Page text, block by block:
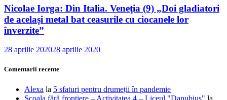
Nicolae Iorga: Din Italia. Veneţia (9) „Doi gladiatori
de același metal bat ceasurile cu ciocanele lor
înverzite”
28 aprilie 202028 aprilie 2020
Comentarii recente
Alexa la 5 sfaturi pentru drumeții în pandemie
Școala fără frontiere – Activitatea 4 – Liceul "Danubius" la